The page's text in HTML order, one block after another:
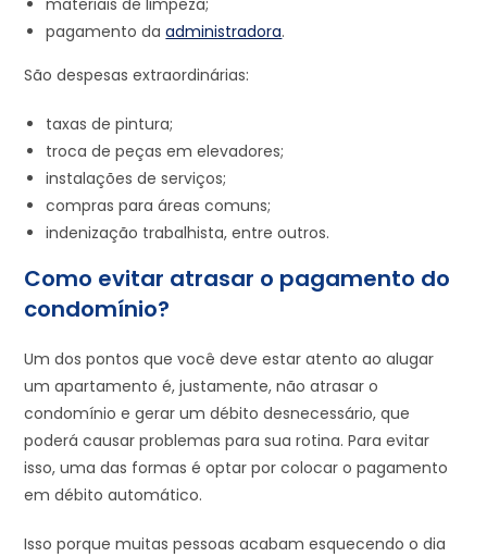
materiais de limpeza;
pagamento daadministradora.
São despesas extraordinárias:
taxas de pintura;
troca de peças em elevadores;
instalações de serviços;
compras para áreas comuns;
indenização trabalhista, entre outros.
Como evitar atrasar o pagamento do
condomínio?
Um dos pontos que você deve estar atento ao alugar
um apartamento é, justamente, não atrasar o
condomínio e gerar um débito desnecessário, que
poderá causar problemas para sua rotina. Para evitar
isso, uma das formas é optar por colocar o pagamento
em débito automático.
Isso porque muitas pessoas acabam esquecendo o dia